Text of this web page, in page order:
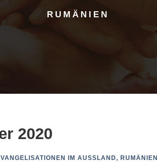
RUMÄNIEN
2020
IM AUSSLAND , RUMÄNIEN